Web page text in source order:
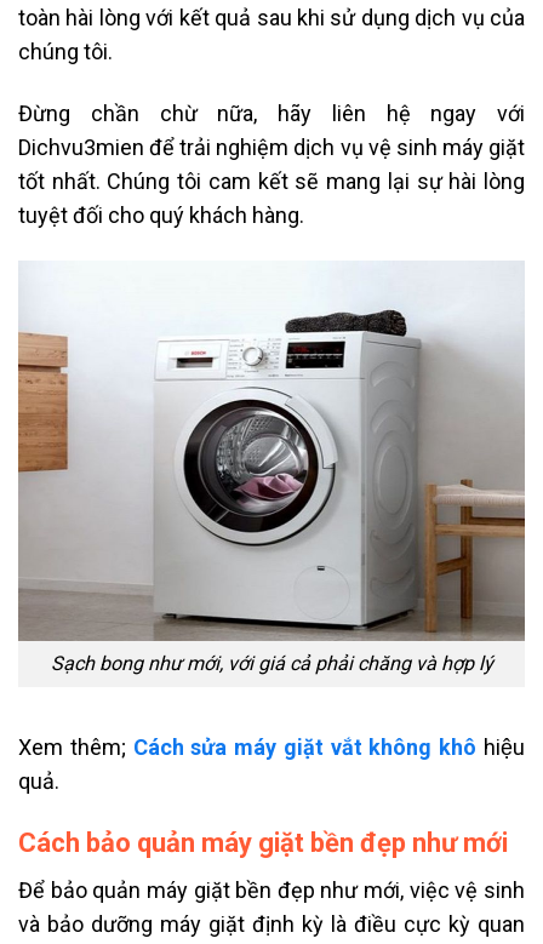
toàn hài lòng với kết quả sau khi sử dụng dịch vụ của
chúng tôi.
Đừng chần chừ nữa, hãy liên hệ ngay với
Dichvu3mien để trải nghiệm dịch vụ vệ sinh máy giặt
tốt nhất. Chúng tôi cam kết sẽ mang lại sự hài lòng
tuyệt đối cho quý khách hàng.
Sạch bong như mới, với giá cả phải chăng và hợp lý
Xem thêm; Cách sửa máy giặt vắt không khô hiệu
quả.
Cách bảo quản máy giặt bền đẹp như mới
Để bảo quản máy giặt bền đẹp như mới, việc vệ sinh
và bảo dưỡng máy giặt định kỳ là điều cực kỳ quan